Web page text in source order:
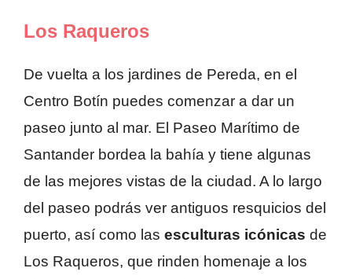
Los Raqueros
De vuelta a los jardines de Pereda, en el
Centro Botín puedes comenzar a dar un
paseo junto al mar. El Paseo Marítimo de
Santander bordea la bahía y tiene algunas
de las mejores vistas de la ciudad. A lo largo
del paseo podrás ver antiguos resquicios del
puerto, así como las esculturas icónicas de
Los Raqueros, que rinden homenaje a los